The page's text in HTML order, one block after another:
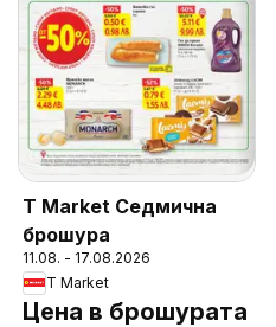
T Market Седмична
брошура
11.08. - 17.08.2026
T Market
Цена в брошурата